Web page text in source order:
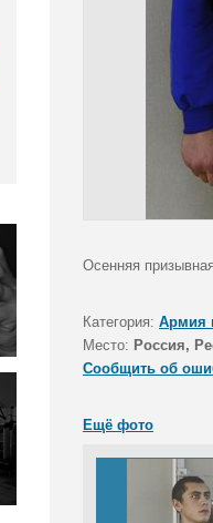
Осенняя
Категория: Армия
Место: Россия,
Сообщить об
Ещё фото